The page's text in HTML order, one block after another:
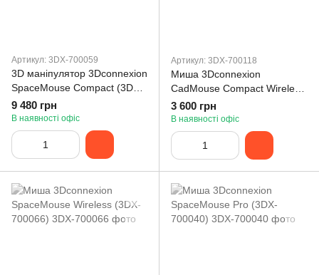
Артикул: 3DX-700059
3D маніпулятор 3Dconnexion
SpaceMouse Compact (3DX-
700059)
9 480 грн
В наявності офіс
Артикул: 3DX-700118
Миша 3Dconnexion
CadMouse Compact Wireless
(3DX-700118)
3 600 грн
В наявності офіс